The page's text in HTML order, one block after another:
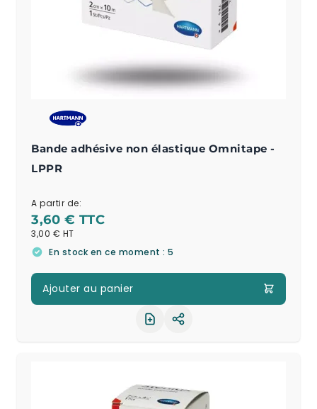
Bande adhésive non élastique Omnitape -
LPPR
A partir de:
3,60 €
3,00 €
En stock en ce moment : 5
Ajouter au panier
Partager le produit